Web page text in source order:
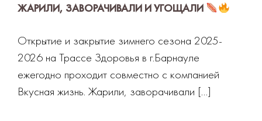
ЖАРИЛИ, ЗАВОРАЧИВАЛИ И УГОЩАЛИ
Открытие и закрытие зимнего сезона 2025-
2026 на Трассе Здоровья в г.Барнауле
ежегодно проходит совместно с компанией
Вкусная жизнь. Жарили, заворачивали […]